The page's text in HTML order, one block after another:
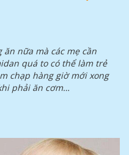
nữa mà các mẹ cần
quá to có thể làm trẻ
chạp hàng giờ mới xong
phải ăn cơm…